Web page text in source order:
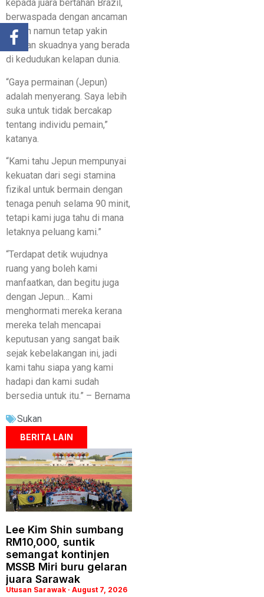
kepada juara bertahan Brazil,
berwaspada dengan ancaman
Jepun namun tetap yakin
dengan skuadnya yang berada
di kedudukan kelapan dunia.
“Gaya permainan (Jepun)
adalah menyerang. Saya lebih
suka untuk tidak bercakap
tentang individu pemain,”
katanya.
“Kami tahu Jepun mempunyai
kekuatan dari segi stamina
fizikal untuk bermain dengan
tenaga penuh selama 90 minit,
tetapi kami juga tahu di mana
letaknya peluang kami.”
“Terdapat detik wujudnya
ruang yang boleh kami
manfaatkan, dan begitu juga
dengan Jepun… Kami
menghormati mereka kerana
mereka telah mencapai
keputusan yang sangat baik
sejak kebelakangan ini, jadi
kami tahu siapa yang kami
hadapi dan kami sudah
bersedia untuk itu.” – Bernama
Sukan
BERITA LAIN
Lee Kim Shin sumbang
RM10,000, suntik
semangat kontinjen
MSSB Miri buru gelaran
juara Sarawak
Utusan Sarawak August 7, 2026